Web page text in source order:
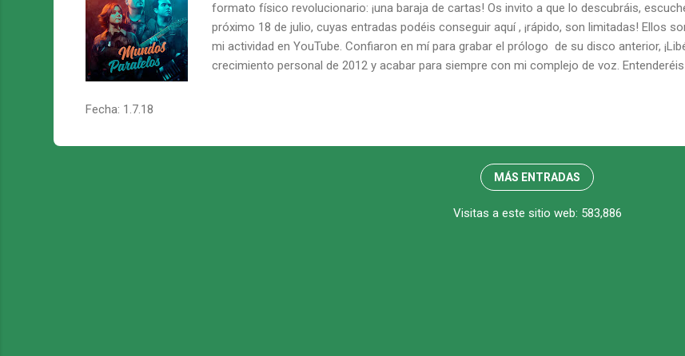
formato físico revolucionario: ¡una baraja de cartas! Os invito a que lo descubráis,
próximo 18 de julio, cuyas entradas podéis conseguir aquí , ¡rápido, son limitadas! Ellos
mi actividad en YouTube. Confiaron en mí para grabar el prólogo de su disco anterior,
crecimiento personal de 2012 y acabar para siempre con mi complejo de voz.
Fecha: 1.7.18
MÁS ENTRADAS
Visitas a este sitio web: 583,886